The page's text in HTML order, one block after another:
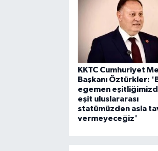
KKTC Cumhuriyet
Başkanı Öztürkler:
egemen
eşit uluslararası
statümüzden asla
vermeyeceğiz'